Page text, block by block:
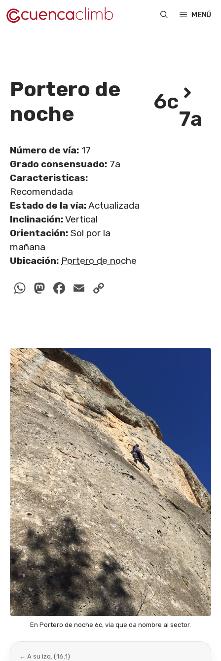
Saltar
al
MENÚ
Portero de
noche
6c
7a
Número de vía: 17
Grado consensuado: 7a
Caracteristicas:
Recomendada
Estado de la vía:Actualizada
Inclinación:Vertical
Orientación: Sol por la
mañana
Ubicación: Portero de noche
WhatsApp
Mastodon
Facebook
Email
En Portero de noche 6c, vía que da nombre al sector.
← A su izq. (16.1)